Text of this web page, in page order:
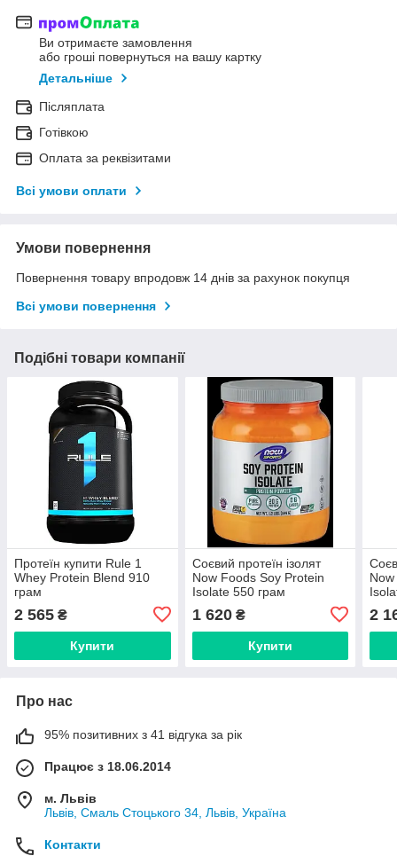
Ви отримаєте замовлення
або гроші повернуться на вашу картку
Детальніше
Післяплата
Готівкою
Оплата за реквізитами
Всі умови оплати
Умови повернення
Повернення товару впродовж 14 днів за рахунок покупця
Всі умови повернення
Подібні товари компанії
Протеїн купити Rule 1
Whey Protein Blend 910
грам
2 565 ₴
Купити
Соєвий протеїн ізолят
Now Foods Soy Protein
Isolate 550 грам
1 620₴
Купити
2
Про нас
95% позитивних з 41 відгука за рік
Працює з 18.06.2014
м. Львів
Львів, Смаль Стоцького 34, Львів, Україна
Контакти